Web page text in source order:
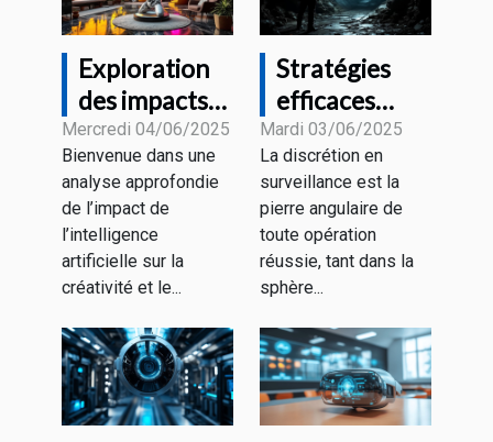
Exploration
des impacts
de l'IA sur la
créativité et
le marketing
visuel
Mercredi 04/06/2025
Bienvenue dans une
analyse approfondie
de l’impact de
l’intelligence
artificielle sur la
créativité et le...
Stratégies
efficaces
pour
renforcer la
discrétion en
surveillance
Mardi 03/06/2025
La discrétion en
surveillance est la
pierre angulaire de
toute opération
réussie, tant dans la
sphère...